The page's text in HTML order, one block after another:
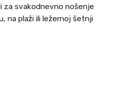
za svakodnevno nošenje
na plaži ili ležernoj šetnji